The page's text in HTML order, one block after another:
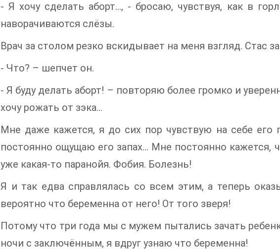
- Я хочу сделать аборт…, - бросаю, чувствуя, как в
наворачиваются слёзы.
Врач за столом резко вскидывает на меня взгляд. Стас
- Что? – шепчет он.
- Я буду делать аборт! – повторяю более громко и
хочу рожать от зэка…
Мне даже кажется, я до сих пор чувствую на себе его
постоянно ощущаю его запах… Мне постоянно кажется,
уже какая-то паранойя. Фобия. Болезнь!
Я и так едва справлялась со всем этим, а теперь
вероятно что беременна от него! От того зверя!
Потому что три года мы с мужем пытались зачать
ночи с заключённым, я вдруг узнаю что беременна!